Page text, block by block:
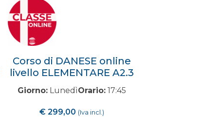
Corso di DANESE online
livello ELEMENTARE A2.3
Giorno: LunedìOrario: 17:45
€ 299,00 (Iva incl.)